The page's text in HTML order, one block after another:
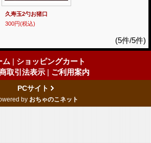
久寿玉2勺お猪口
300円(税込)
(5件/5件)
ム | ショッピングカート
取引法表示 | ご利用案内
PCサイト
by おちゃのこネット